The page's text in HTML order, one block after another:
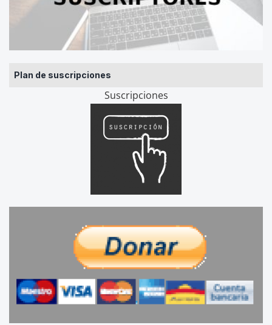
Plan de suscripciones
Suscripciones